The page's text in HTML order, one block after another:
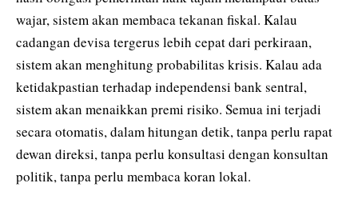
wajar, sistem akan membaca tekanan fiskal. Kalau
cadangan devisa tergerus lebih cepat dari perkiraan,
sistem akan menghitung probabilitas krisis. Kalau ada
ketidakpastian terhadap independensi bank sentral,
sistem akan menaikkan premi risiko. Semua ini terjadi
secara otomatis, dalam hitungan detik, tanpa perlu rapat
dewan direksi, tanpa perlu konsultasi dengan konsultan
politik, tanpa perlu membaca koran lokal.